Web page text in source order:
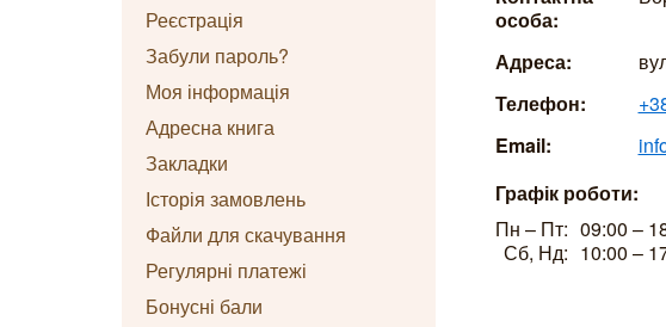
Реєстрація
Забули пароль?
Моя інформація
Адресна книга
Закладки
Історія замовлень
Файли для скачування
Регулярні платежі
Бонусні бали
особа:
Адреса:
Телефон:
Email:
Графік роботи:
Пн – Пт: 09:00 –
Сб, Нд: 10:00 –